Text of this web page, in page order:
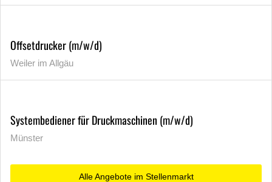
Offsetdrucker (m/w/d)
Weiler im Allgäu
Systembediener für Druckmaschinen (m/w/d)
Münster
Alle Angebote im Stellenmarkt